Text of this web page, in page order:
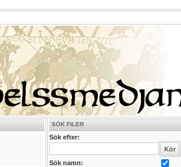
SÖK FILER
Sök efter:
Sök namn: